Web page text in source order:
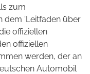
zum
dem 'Leitfaden über
offiziellen
offiziellen
werden, der an
Automobil